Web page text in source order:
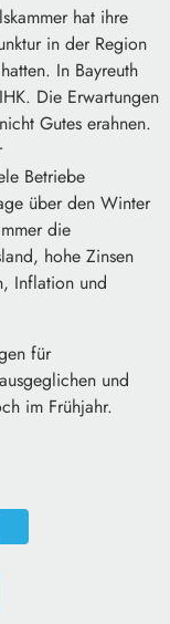
hat ihre
in der Region
In Bayreuth
Die Erwartungen
Gutes erahnen.
Betriebe
über den Winter
die
hohe Zinsen
Inflation und
für
und
im Frühjahr.